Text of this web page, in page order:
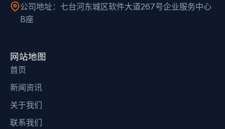
公司地址：七台河东城区软件大道267号企业服务中心
B座
网站地图
首页
新闻资讯
关于我们
联系我们